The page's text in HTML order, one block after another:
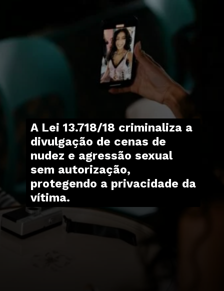
A Lei 13.718/18 criminaliza a
divulgação de cenas de
nudez e agressão sexual
sem autorização,
protegendo a privacidade da
vítima.